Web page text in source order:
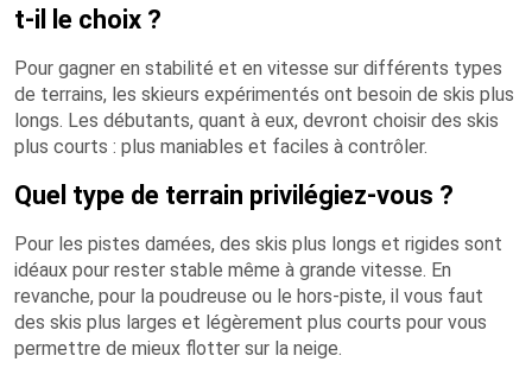
t-il le choix ?
Pour gagner en stabilité et en vitesse sur différents types
de terrains, les skieurs expérimentés ont besoin de skis plus
longs. Les débutants, quant à eux, devront choisir des skis
plus courts : plus maniables et faciles à contrôler.
Quel type de terrain privilégiez-vous ?
Pour les pistes damées, des skis plus longs et rigides sont
idéaux pour rester stable même à grande vitesse. En
revanche, pour la poudreuse ou le hors-piste, il vous faut
des skis plus larges et légèrement plus courts pour vous
permettre de mieux flotter sur la neige.